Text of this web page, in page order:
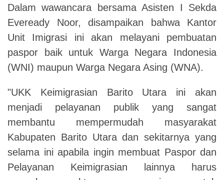
Dalam wawancara bersama Asisten I Sekda
Eveready Noor, disampaikan bahwa Kantor
Unit Imigrasi ini akan melayani pembuatan
paspor baik untuk Warga Negara Indonesia
(WNI) maupun Warga Negara Asing (WNA).
"UKK Keimigrasian Barito Utara ini akan
menjadi pelayanan publik yang sangat
membantu mempermudah masyarakat
Kabupaten Barito Utara dan sekitarnya yang
selama ini apabila ingin membuat Paspor dan
Pelayanan Keimigrasian lainnya harus